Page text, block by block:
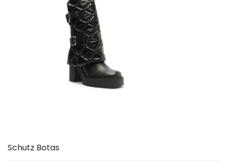
Schutz Botas